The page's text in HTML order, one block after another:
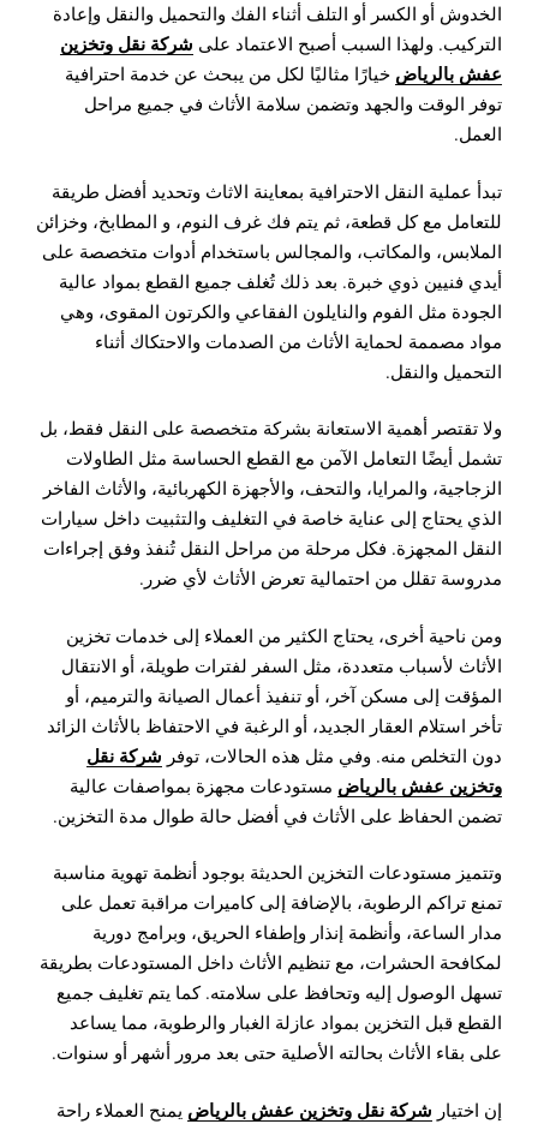
الخدوش أو الكسر أو التلف أثناء الفك والتحميل والنقل وإعادة
التركيب. ولهذا السبب أصبح الاعتماد على شركة نقل وتخزين
عفش بالرياض خيارًا مثاليًا لكل من يبحث عن خدمة احترافية
توفر الوقت والجهد وتضمن سلامة الأثاث في جميع مراحل
العمل.
تبدأ عملية النقل الاحترافية بمعاينة الاثاث وتحديد أفضل طريقة
للتعامل مع كل قطعة، ثم يتم فك غرف النوم، و المطابخ، وخزائن
الملابس، والمكاتب، والمجالس باستخدام أدوات متخصصة على
أيدي فنيين ذوي خبرة. بعد ذلك تُغلف جميع القطع بمواد عالية
الجودة مثل الفوم والنايلون الفقاعي والكرتون المقوى، وهي
مواد مصممة لحماية الأثاث من الصدمات والاحتكاك أثناء
التحميل والنقل.
ولا تقتصر أهمية الاستعانة بشركة متخصصة على النقل فقط، بل
تشمل أيضًا التعامل الآمن مع القطع الحساسة مثل الطاولات
الزجاجية، والمرايا، والتحف، والأجهزة الكهربائية، والأثاث الفاخر
الذي يحتاج إلى عناية خاصة في التغليف والتثبيت داخل سيارات
النقل المجهزة. فكل مرحلة من مراحل النقل تُنفذ وفق إجراءات
مدروسة تقلل من احتمالية تعرض الأثاث لأي ضرر.
ومن ناحية أخرى، يحتاج الكثير من العملاء إلى خدمات تخزين
الأثاث لأسباب متعددة، مثل السفر لفترات طويلة، أو الانتقال
المؤقت إلى مسكن آخر، أو تنفيذ أعمال الصيانة والترميم، أو
تأخر استلام العقار الجديد، أو الرغبة في الاحتفاظ بالأثاث الزائد
دون التخلص منه. وفي مثل هذه الحالات، توفر شركة نقل
وتخزين عفش بالرياض مستودعات مجهزة بمواصفات عالية
تضمن الحفاظ على الأثاث في أفضل حالة طوال مدة التخزين.
وتتميز مستودعات التخزين الحديثة بوجود أنظمة تهوية مناسبة
تمنع تراكم الرطوبة، بالإضافة إلى كاميرات مراقبة تعمل على
مدار الساعة، وأنظمة إنذار وإطفاء الحريق، وبرامج دورية
لمكافحة الحشرات، مع تنظيم الأثاث داخل المستودعات بطريقة
تسهل الوصول إليه وتحافظ على سلامته. كما يتم تغليف جميع
القطع قبل التخزين بمواد عازلة الغبار والرطوبة، مما يساعد
على بقاء الأثاث بحالته الأصلية حتى بعد مرور أشهر أو سنوات.
إن اختيار شركة نقل وتخزين عفش بالرياض يمنح العملاء راحة